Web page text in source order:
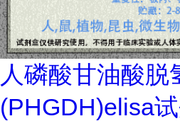
人磷酸甘油酸脱
(PHGDH)elisa